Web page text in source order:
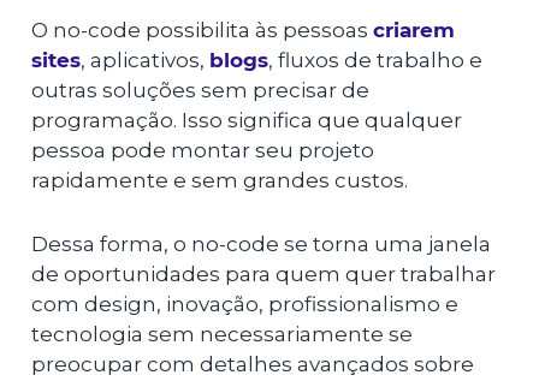
O no-code possibilita às pessoas criarem
sites, aplicativos, blogs, fluxos de trabalho e
outras soluções sem precisar de
programação. Isso significa que qualquer
pessoa pode montar seu projeto
rapidamente e sem grandes custos.
Dessa forma, o no-code se torna uma janela
de oportunidades para quem quer trabalhar
com design, inovação, profissionalismo e
tecnologia sem necessariamente se
preocupar com detalhes avançados sobre